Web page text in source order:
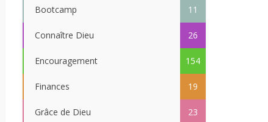
Bootcamp 11
Connaître Dieu 26
Encouragement 154
Finances 19
Grâce de Dieu 23